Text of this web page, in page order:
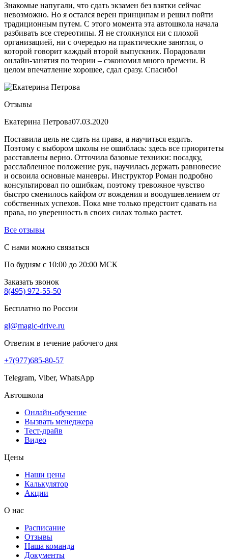
Знакомые напугали, что сдать экзамен без взятки сейчас
невозможно. Но я остался верен принципам и решил пойти
традиционным путем. С этого момента эта автошкола начала
разбивать все стереотипы. Я не столкнулся ни с плохой
организацией, ни с очередью на практические занятия, о
которой говорит каждый второй выпускник. Порадовали
онлайн-занятия по теории – сэкономил много времени. В
целом впечатление хорошее, сдал сразу. Спасибо!
Отзывы
Екатерина Петрова07.03.2020
Поставила цель не сдать на права, а научиться ездить.
Поэтому с выбором школы не ошиблась: здесь все приоритеты
расставлены верно. Отточила базовые техники: посадку,
расслабленное положение рук, научилась держать равновесие
и освоила основные маневры. Инструктор Роман подробно
консультировал по ошибкам, поэтому тревожное чувство
быстро сменилось кайфом от вождения и воодушевлением от
собственных успехов. Пока мне только предстоит сдавать на
права, но уверенность в своих силах только растет.
Все отзывы
С нами можно связаться
По будням с 10:00 до 20:00 МСК
Заказать звонок
8(495) 972-55-50
Бесплатно по России
gl@magic-drive.ru
Ответим в течение рабочего дня
+7(977)685-80-57
Telegram, Viber, WhatsApp
Автошкола
Онлайн-обучение
Вызвать менеджера
Тест-драйв
Видео
Цены
Наши цены
Калькулятор
Акции
О нас
Расписание
Отзывы
Наша команда
Документы